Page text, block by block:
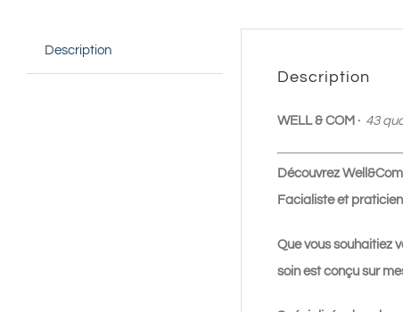
Description
Description
WELL & COM · 43
Découvrez
Facialiste et
Que vous souhaitiez
soin est conçu sur